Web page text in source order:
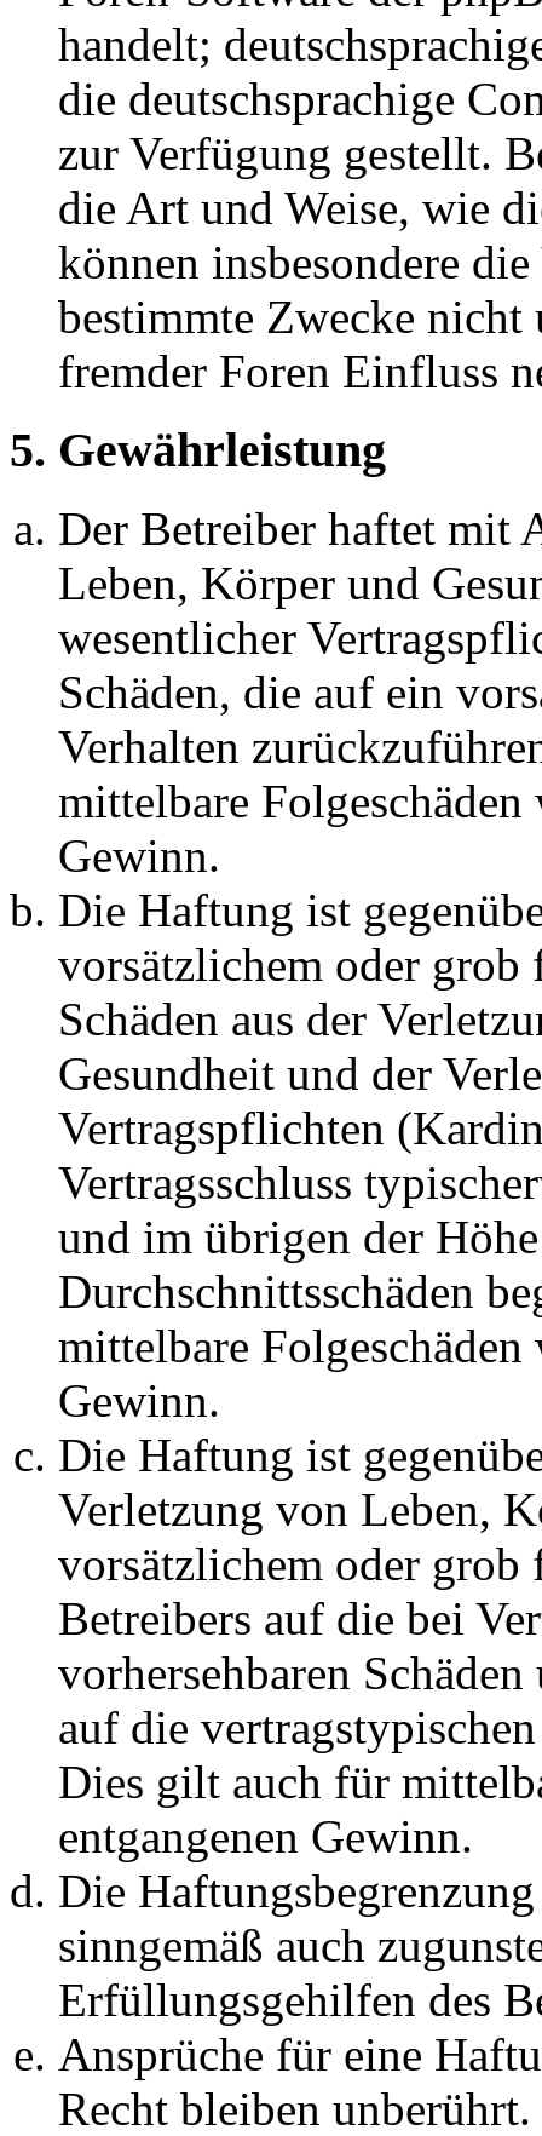
handelt;
die deutschsprachige
zur Verfügung gestellt.
die Art und Weise, wie
können insbesondere
bestimmte Zwecke nicht
fremder Foren Einfluss
5. Gewährleistung
Der Betreiber haftet mit
Leben, Körper und
wesentlicher
Schäden, die auf ein
Verhalten
mittelbare Folgeschäden
Gewinn.
Die Haftung ist
vorsätzlichem oder grob
Schäden aus der
Gesundheit und der
Vertragspflichten
Vertragsschluss
und im übrigen der
Durchschnittsschäden
mittelbare Folgeschäden
Gewinn.
Die Haftung ist
Verletzung von Leben,
vorsätzlichem oder grob
Betreibers auf die bei
vorhersehbaren
auf die
Dies gilt auch für
entgangenen Gewinn.
Die
sinngemäß auch
Erfüllungsgehilfen des
Ansprüche für eine
Recht bleiben unberührt.